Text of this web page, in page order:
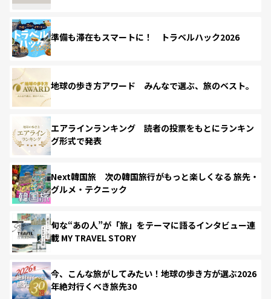
準備も滞在もスマートに！ トラベルハック2026
地球の歩き方アワード みんなで選ぶ、旅のベスト。
エアラインランキング 読者の投票をもとにランキン
グ形式で発表
Next韓国旅 次の韓国旅行がもっと楽しくなる 旅先・
グルメ・テクニック
旬な“あの人”が「旅」をテーマに語るインタビュー連
載 MY TRAVEL STORY
今、こんな旅がしてみたい！地球の歩き方が選ぶ2026
年絶対行くべき旅先30